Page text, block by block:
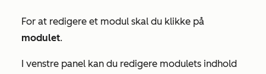
For at redigere et modul skal du klikke på
modulet.
I venstre panel kan du redigere modulets indhold